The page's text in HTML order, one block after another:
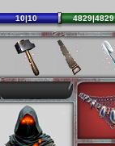
10|10 4829|4829